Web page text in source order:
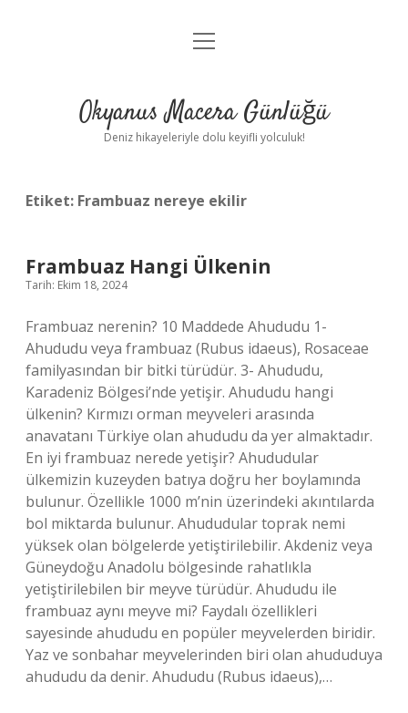
Anasayfa
Yasal Uyarı
menüyü
Okyanus Macera Günlüğü
Deniz hikayeleriyle dolu keyifli yolculuk!
Etiket: Frambuaz nereye ekilir
Frambuaz Hangi Ülkenin
Tarih: Ekim 18, 2024
Frambuaz nerenin? 10 Maddede Ahududu 1-
Ahududu veya frambuaz (Rubus idaeus), Rosaceae
familyasından bir bitki türüdür. 3- Ahududu,
Karadeniz Bölgesi’nde yetişir. Ahududu hangi
ülkenin? Kırmızı orman meyveleri arasında
anavatanı Türkiye olan ahududu da yer almaktadır.
En iyi frambuaz nerede yetişir? Ahududular
ülkemizin kuzeyden batıya doğru her boylamında
bulunur. Özellikle 1000 m’nin üzerindeki akıntılarda
bol miktarda bulunur. Ahududular toprak nemi
yüksek olan bölgelerde yetiştirilebilir. Akdeniz veya
Güneydoğu Anadolu bölgesinde rahatlıkla
yetiştirilebilen bir meyve türüdür. Ahududu ile
frambuaz aynı meyve mi? Faydalı özellikleri
sayesinde ahududu en popüler meyvelerden biridir.
Yaz ve sonbahar meyvelerinden biri olan ahududuya
ahududu da denir. Ahududu (Rubus idaeus),…